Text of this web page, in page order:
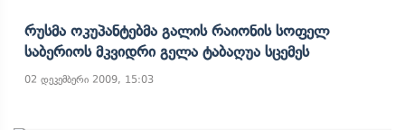
Რუსმა Ოკუპანტებმა Გალის Რაიონის Სოფელ
Საბერიოს Მკვიდრი Გელა Ტაბაღუა Სცემეს
02 დეკემბერი 2009, 15:03